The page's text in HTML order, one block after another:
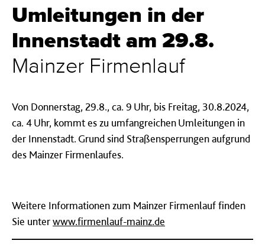
Umleitungen in der
Innenstadt am 29.8.
Mainzer Firmenlauf
Von Donnerstag, 29.8., ca. 9 Uhr, bis Freitag, 30.8.2024,
ca. 4 Uhr, kommt es zu umfangreichen Umleitungen in
der Innenstadt. Grund sind Straßensperrungen aufgrund
des Mainzer Firmenlaufes.
Weitere Informationen zum Mainzer Firmenlauf finden
Sie unterwww.firmenlauf-mainz.de